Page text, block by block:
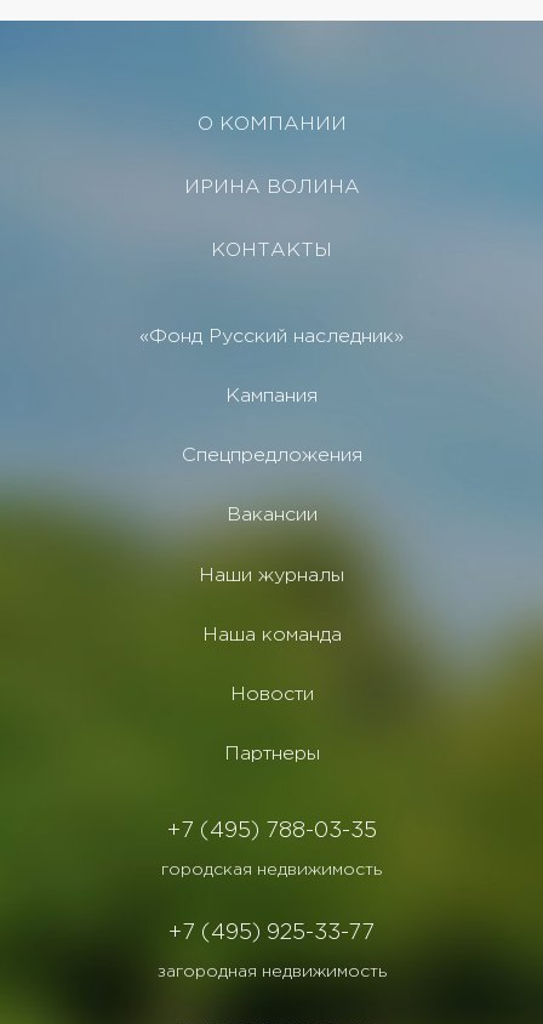
О КОМПАНИИ
ИРИНА ВОЛИНА
КОНТАКТЫ
«Фонд Русский наследник»
Кампания
Спецпредложения
Вакансии
Наши журналы
Наша команда
Новости
Партнеры
+7 (495) 788-03-35
городская недвижимость
+7 (495) 925-33-77
загородная недвижимость